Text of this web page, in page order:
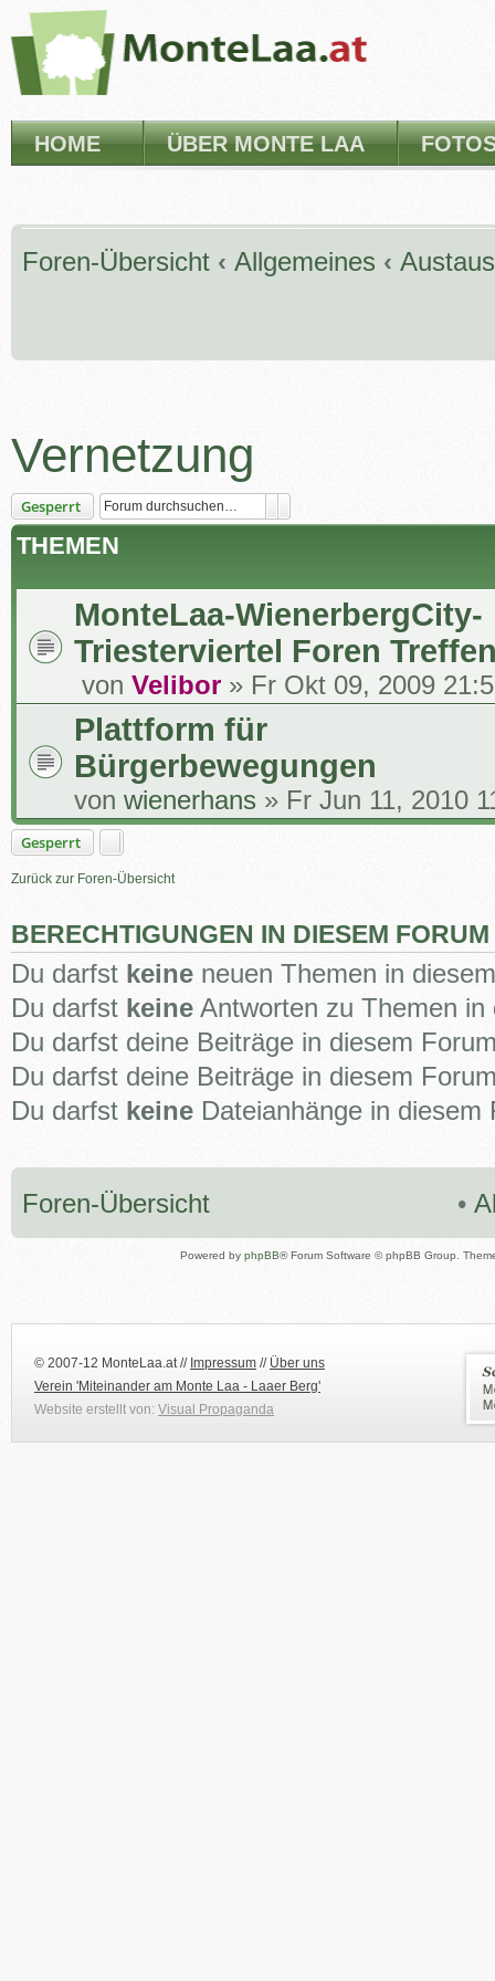
HOME ÜBER MONTE LAA
Foren-Übersicht ‹ Allgemeines ‹
Vernetzung
Gesperrt
THEMEN
MonteLaa-WienerbergCity-
Triesterviertel Foren
von Velibor » Fr Okt 09, 2009
Plattform für
Bürgerbewegungen
von wienerhans » Fr Jun 11, 2010
Gesperrt
Zurück zur Foren-Übersicht
BERECHTIGUNGEN IN DIESEM FORUM
Du darfst keine neuen Themen in
Du darfst keine Antworten zu Themen
Du darfst deine Beiträge in diesem
Du darfst deine Beiträge in diesem
Du darfst keine Dateianhänge in diesem
Foren-Übersicht •
Powered by phpBB® Forum Software © phpBB Group.
© 2007-12 MonteLaa.at // Impressum // Über uns
Verein 'Miteinander am Monte Laa - Laaer Berg'
Website erstellt von: Visual Propaganda